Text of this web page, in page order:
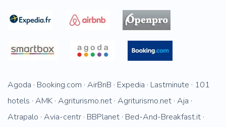
Agoda · Booking.com · AirBnB · Expedia · Lastminute · 101
hotels · AMK · Agriturismo.net · Agriturismo.net · Aja ·
Atrapalo · Avia-centr · BBPlanet · Bed-And-Breakfast.it ·